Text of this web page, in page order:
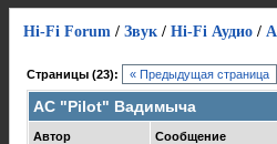
Hi-Fi Forum / Звук / Hi-Fi Аудио /
Страницы (23): « Предыдущая страница
АС "Pilot" Вадимыча
Автор Сообщение